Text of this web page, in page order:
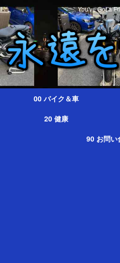
You've Got a
00 バイク＆車
20 健康
90 お問い